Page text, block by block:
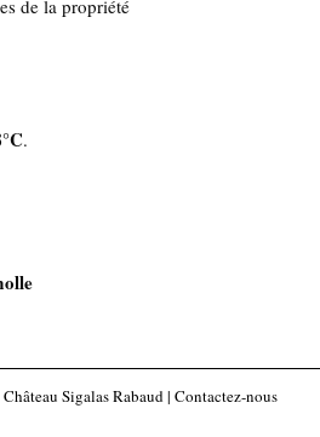
de la propriété
.
Sigalas Rabaud | Contactez-nous